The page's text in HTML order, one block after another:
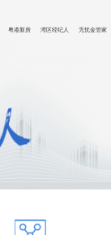
粤港新房 湾区经纪人 无忧金管家